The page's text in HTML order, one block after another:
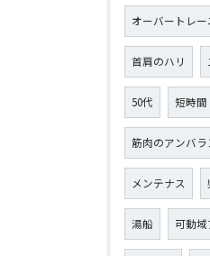
オーバートレー
首肩のハリ
50代 短時間
筋肉のアンバラ
メンテナス
湯船 可動